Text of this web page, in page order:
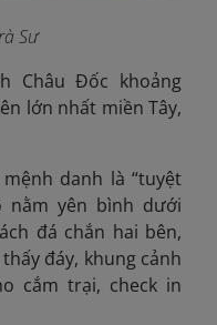
Sư
Châu Đốc khoảng
lớn nhất miền Tây,
danh là “tuyệt
nằm yên bình dưới
đá chắn hai bên,
đáy, khung cảnh
cắm trại, check in